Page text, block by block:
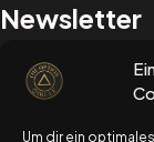
Um dir ein
Newsletter
schau